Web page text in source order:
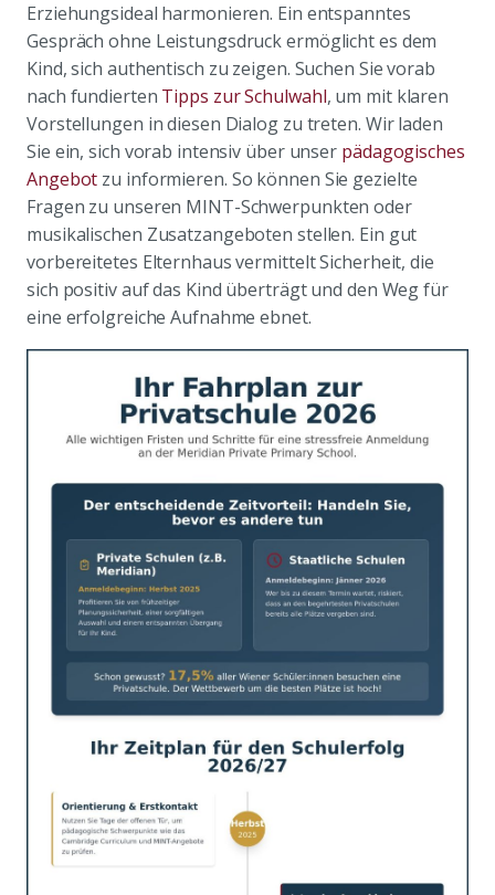
Erziehungsideal harmonieren. Ein entspanntes
Gespräch ohne Leistungsdruck ermöglicht es dem
Kind, sich authentisch zu zeigen. Suchen Sie vorab
nach fundierten Tipps zur Schulwahl, um mit klaren
Vorstellungen in diesen Dialog zu treten. Wir laden
Sie ein, sich vorab intensiv über unser pädagogisches
Angebot zu informieren. So können Sie gezielte
Fragen zu unseren MINT-Schwerpunkten oder
musikalischen Zusatzangeboten stellen. Ein gut
vorbereitetes Elternhaus vermittelt Sicherheit, die
sich positiv auf das Kind überträgt und den Weg für
eine erfolgreiche Aufnahme ebnet.